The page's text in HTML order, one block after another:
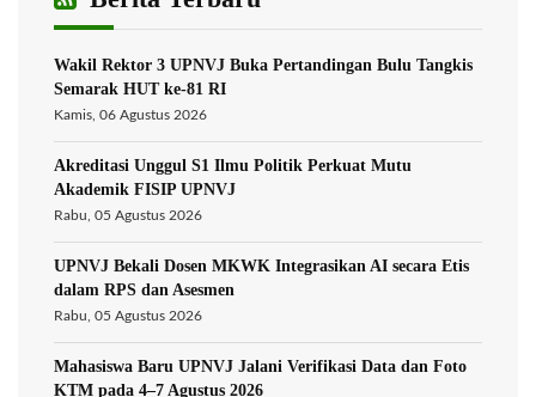
Wakil Rektor 3 UPNVJ Buka Pertandingan Bulu Tangkis
Semarak HUT ke-81 RI
Kamis, 06 Agustus 2026
Akreditasi Unggul S1 Ilmu Politik Perkuat Mutu
Akademik FISIP UPNVJ
Rabu, 05 Agustus 2026
UPNVJ Bekali Dosen MKWK Integrasikan AI secara Etis
dalam RPS dan Asesmen
Rabu, 05 Agustus 2026
Mahasiswa Baru UPNVJ Jalani Verifikasi Data dan Foto
KTM pada 4–7 Agustus 2026